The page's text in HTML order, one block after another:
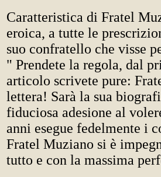
Caratteristica di Fratel
eroica, a tutte le
suo confratello che visse
" Prendete la regola, dal
articolo scrivete pure:
lettera! Sarà la sua
fiduciosa adesione al
anni esegue fedelmente i
Fratel Muziano si è
tutto e con la massima